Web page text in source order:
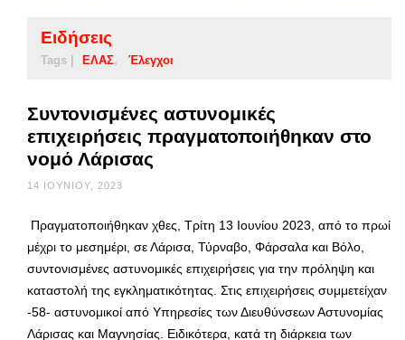
Ειδήσεις
Tags | ΕΛΑΣ Έλεγχοι
Συντονισμένες αστυνομικές
επιχειρήσεις πραγματοποιήθηκαν στο
νομό Λάρισας
14 ΙΟΥΝΊΟΥ, 2023
Πραγματοποιήθηκαν χθες, Τρίτη 13 Ιουνίου 2023, από το πρωί
μέχρι το μεσημέρι, σε Λάρισα, Τύρναβο, Φάρσαλα και Βόλο,
συντονισμένες αστυνομικές επιχειρήσεις για την πρόληψη και
καταστολή της εγκληματικότητας. Στις επιχειρήσεις συμμετείχαν
-58- αστυνομικοί από Υπηρεσίες των Διευθύνσεων Αστυνομίας
Λάρισας και Μαγνησίας. Ειδικότερα, κατά τη διάρκεια των